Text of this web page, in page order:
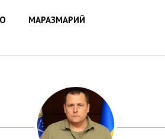
МАРАЗМАРИЙ